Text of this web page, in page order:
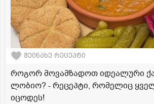
შეინახე რეცეპტი
როგორ მოვამზადოთ იდეალური
ლობიო? - რეცეპტი, რომელიც
იცოდეს!